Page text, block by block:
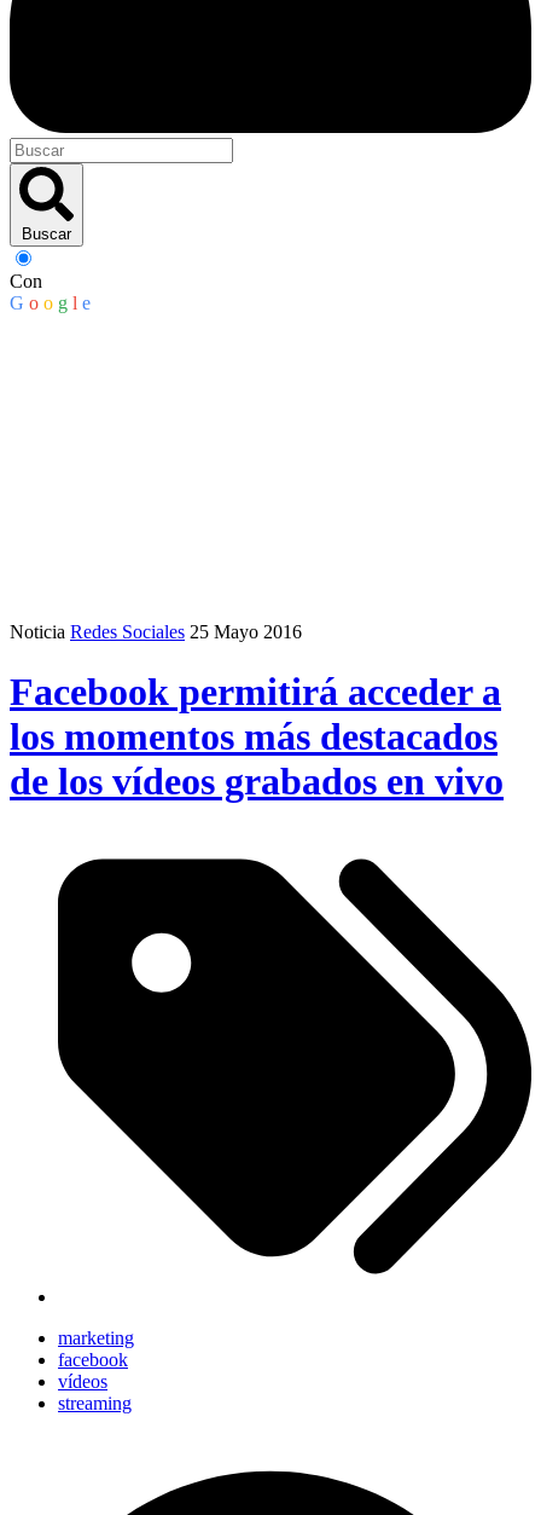
Buscar
Con
G o o g l e
Noticia Redes Sociales 25 Mayo 2016
Facebook permitirá acceder a
los momentos más destacados
de los vídeos grabados en vivo
marketing
facebook
vídeos
streaming